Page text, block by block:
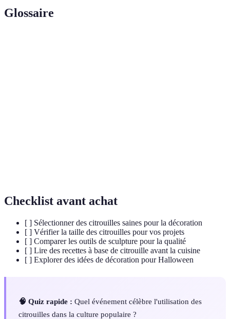
Glossaire
Checklist avant achat
[ ] Sélectionner des citrouilles saines pour la décoration
[ ] Vérifier la taille des citrouilles pour vos projets
[ ] Comparer les outils de sculpture pour la qualité
[ ] Lire des recettes à base de citrouille avant la cuisine
[ ] Explorer des idées de décoration pour Halloween
🧠 Quiz rapide : Quel événement célèbre l'utilisation des
citrouilles dans la culture populaire ?